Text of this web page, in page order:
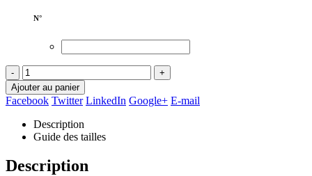
N°
-
+
Ajouter au panier
Facebook Twitter LinkedIn Google+ E-mail
Description
Guide des tailles
Description